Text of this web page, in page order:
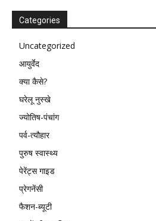
Categories
Uncategorized
आयुर्वेद
क्या कैसे?
घरेलू नुस्खे
ज्योतिष-पंचांग
पर्व-त्यौहार
पुरुष स्वास्थ्य
पेरेंट्स गाइड
प्रेगनेंसी
फैशन-ब्यूटी